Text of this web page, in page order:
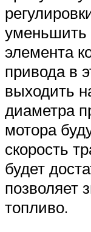
уменьшить
элемента
привода в
выходить
диаметра
мотора
скорость
будет
позволяет
топливо.